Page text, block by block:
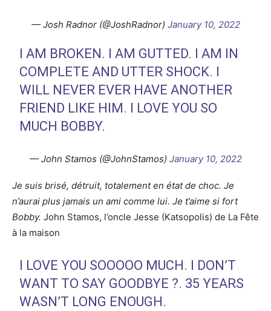
— Josh Radnor (@JoshRadnor) January 10, 2022
I AM BROKEN. I AM GUTTED. I AM IN
COMPLETE AND UTTER SHOCK. I
WILL NEVER EVER HAVE ANOTHER
FRIEND LIKE HIM. I LOVE YOU SO
MUCH BOBBY.
— John Stamos (@JohnStamos) January 10, 2022
Je suis brisé, détruit, totalement en état de choc. Je
n’aurai plus jamais un ami comme lui. Je t’aime si fort
Bobby. John Stamos, l’oncle Jesse (Katsopolis) de La Fête
à la maison
I LOVE YOU SOOOOO MUCH. I DON’T
WANT TO SAY GOODBYE ?. 35 YEARS
WASN’T LONG ENOUGH.